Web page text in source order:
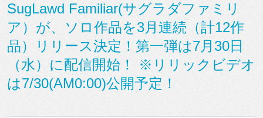
SugLawd Familiar(サグラダファミリ
ア）が、ソロ作品を3月連続（計12作
品）リリース決定！第一弾は7月30日
（水）に配信開始！ ※リリックビデオ
は7/30(AM0:00)公開予定！